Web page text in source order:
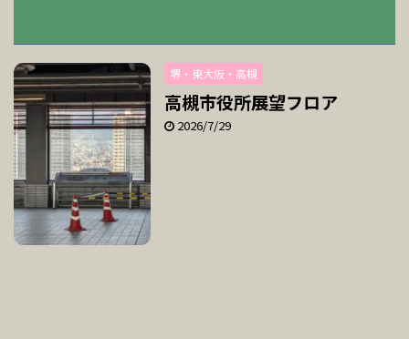
堺・東大阪・高槻
高槻市役所展望フロア
2026/7/29